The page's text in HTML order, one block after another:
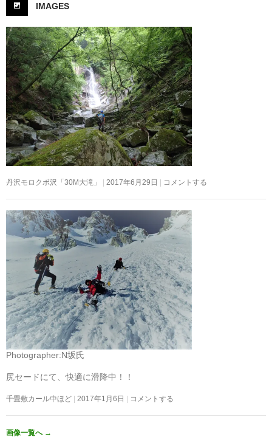
IMAGES
丹沢モロクボ沢「30M大滝」 2017年6月29日 コメントする
Photographer:N坂氏
尻セードにて、快適に滑降中！！
千畳敷カール中ほど 2017年1月6日 コメントする
画像一覧へ →